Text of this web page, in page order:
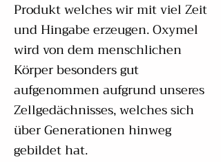
Produkt welches wir mit viel Zeit
und Hingabe erzeugen. Oxymel
wird von dem menschlichen
Körper besonders gut
aufgenommen aufgrund unseres
Zellgedächnisses, welches sich
über Generationen hinweg
gebildet hat.